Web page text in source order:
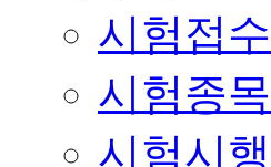
시험접수
시험종
시험시행